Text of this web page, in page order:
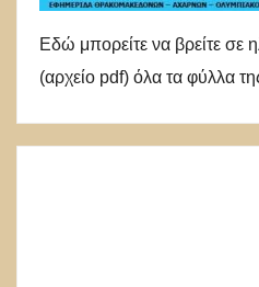
Εδώ μπορείτε να βρείτε σε
(αρχείο pdf) όλα τα φύλλα